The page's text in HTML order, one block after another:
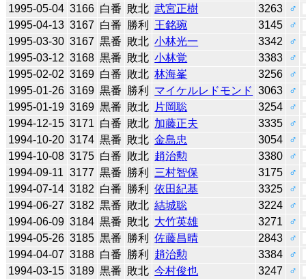
1995-05-04 3166 白番 敗北 武宮正樹 3263
♂
1995-04-13 3167 白番 勝利 王銘琬 3145
♂
1995-03-30 3167 黒番 敗北 小林光一 3342
♂
1995-03-12 3168 黒番 敗北 小林覚 3383
♂
1995-02-02 3169 白番 敗北 林海峯 3256
♂
1995-01-26 3169 黒番 勝利 マイケルレドモンド 3063
♂
1995-01-19 3169 黒番 敗北 片岡聡 3254
♂
1994-12-15 3171 白番 敗北 加藤正夫 3335
♂
1994-10-20 3174 黒番 敗北 金島忠 3054
♂
1994-10-08 3175 白番 敗北 趙治勲 3380
♂
1994-09-11 3177 黒番 勝利 三村智保 3175
♂
1994-07-14 3182 白番 勝利 依田紀基 3325
♂
1994-06-27 3182 黒番 敗北 結城聡 3224
♂
1994-06-09 3184 黒番 敗北 大竹英雄 3271
♂
1994-05-26 3185 黒番 勝利 佐藤昌晴 2843
♂
1994-04-07 3188 白番 勝利 趙治勲 3384
♂
1994-03-15 3189 黒番 敗北 今村俊也 3247
♂